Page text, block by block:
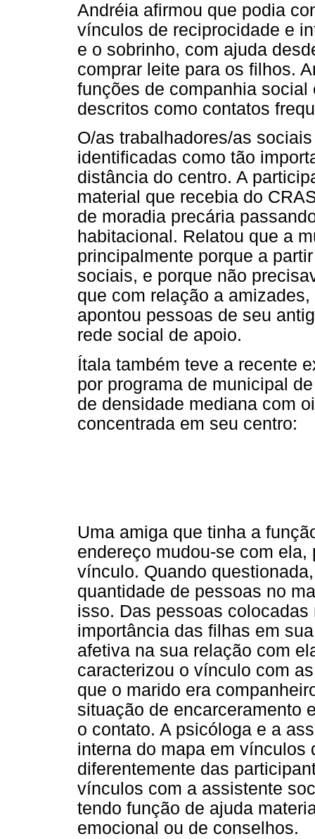
Andréia afirmou que podia
vínculos de reciprocidade e
e o sobrinho, com ajuda
comprar leite para os filhos.
funções de companhia
descritos como contatos
O/as trabalhadores/as
identificadas como tão
distância do centro. A
material que recebia do
de moradia precária
habitacional. Relatou que a
principalmente porque a
sociais, e porque não
que com relação a
apontou pessoas de seu
rede social de apoio.
Ítala também teve a recente
por programa de municipal
de densidade mediana com
concentrada em seu centro:
Uma amiga que tinha a
endereço mudou-se com
vínculo. Quando
quantidade de pessoas no
isso. Das pessoas
importância das filhas em
afetiva na sua relação com
caracterizou o vínculo com
que o marido era
situação de encarceramento
o contato. A psicóloga e a
interna do mapa em vínculos
diferentemente das
vínculos com a assistente
tendo função de ajuda
emocional ou de conselhos.